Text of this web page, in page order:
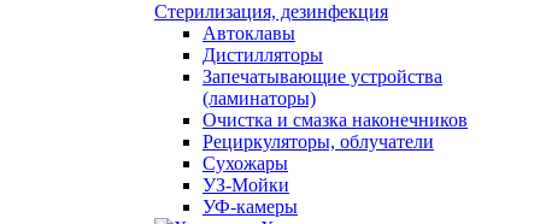
Стерилизация, дезинфекция
Автоклавы
Дистилляторы
Запечатывающие устройства
(ламинаторы)
Очистка и смазка наконечников
Рециркуляторы, облучатели
Сухожары
УЗ-Мойки
УФ-камеры